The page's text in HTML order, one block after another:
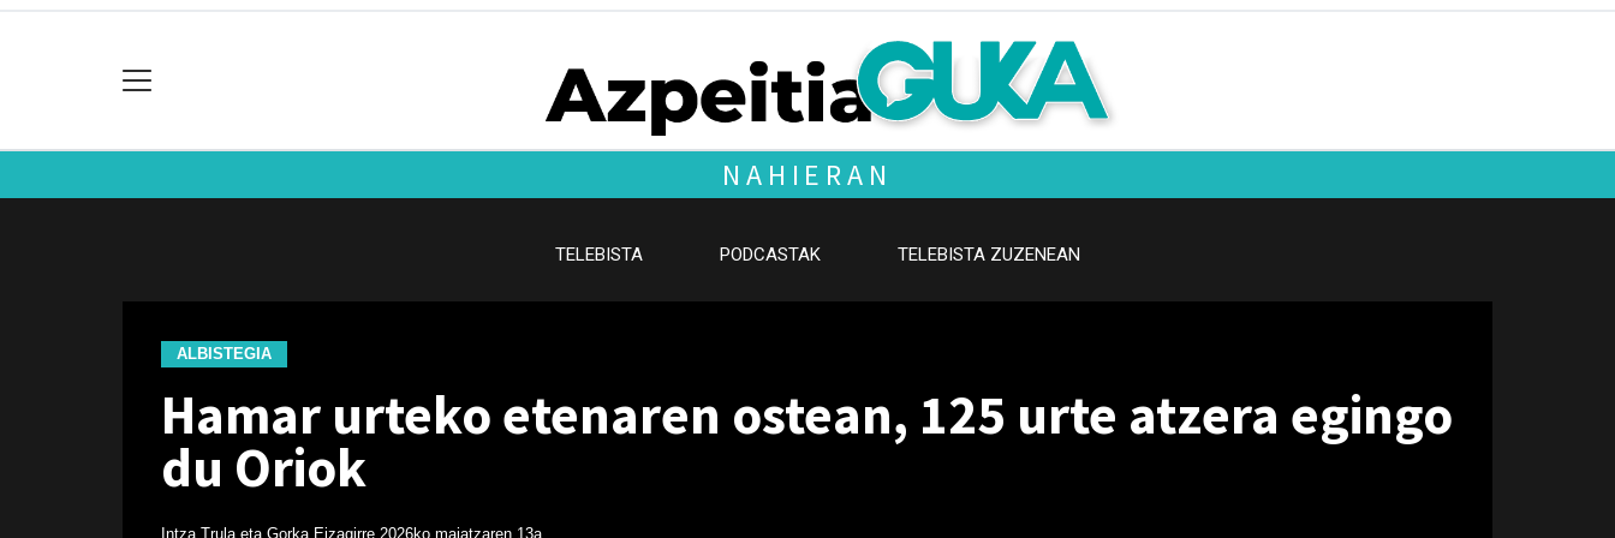
NAHIERAN
TELEBISTA PODCASTAK TELEBISTA ZUZENEAN
ALBISTEGIA
Hamar urteko etenaren ostean, 125 urte atzera egingo
du Oriok
Intza Trula eta Gorka Eizagirre 2026ko maiatzaren 13a